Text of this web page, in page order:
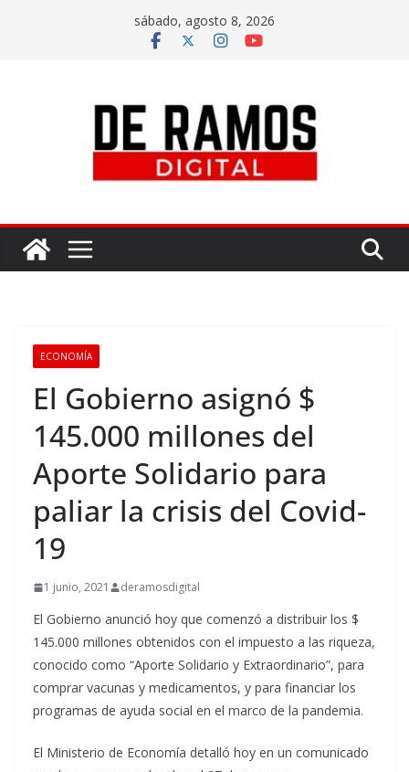
sábado, agosto 8, 2026
ECONOMÍA
El Gobierno asignó $
145.000 millones del
Aporte Solidario para
paliar la crisis del Covid-
19
1 junio, 2021 deramosdigital
El Gobierno anunció hoy que comenzó a distribuir los $
145.000 millones obtenidos con el impuesto a las riqueza,
conocido como “Aporte Solidario y Extraordinario”, para
comprar vacunas y medicamentos, y para financiar los
programas de ayuda social en el marco de la pandemia.
El Ministerio de Economía detalló hoy en un comunicado